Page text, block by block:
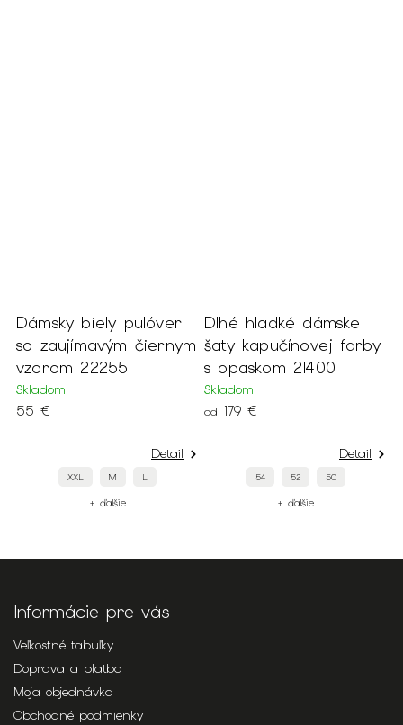
pulóver
čiernym
Dlhé hladké dámske
šaty kapučínovej farby
s opaskom 21400
54
Dámske
jednofarebné
22232
Informácie pre vás
Veľkostné tabuľky
Doprava a platba
Moja objednávka
Obchodné podmienky